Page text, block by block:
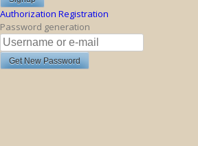
Authorization Registration
Password generation